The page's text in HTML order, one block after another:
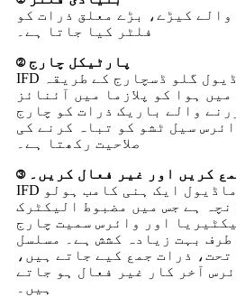
کیڑے، بڑے معلق ذرات کو
فلٹر کیا جاتا ہے۔
② پارٹیکل چارج
IFD فیلڈ الیکٹرک ماڈیول گلو ڈسچارج کے طریقہ
ہوا کو پلازما میں آئنائز
والے باریک ذرات کو چارج
سیل ٹشو کو تباہ کرنے کی
صلاحیت رکھتا ہے۔
جمع کریں اور غیر فعال کریں۔
IFD پیوریفیکیشن ماڈیول ایک ہنی کامب ہولو
ہے جس میں مضبوط الیکٹرک
اور وائرس سمیت چارج
طرف بہت زیادہ کشش ہے۔ مسلسل
ذرات جمع کیے جاتے ہیں،
آخر کار غیر فعال ہو جاتے
ہیں۔